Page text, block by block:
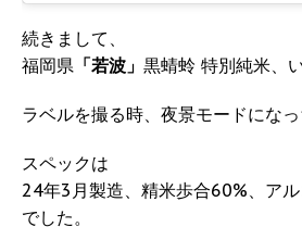
続きまして、
福岡県 「若波」 黒蜻蛉 特別純米、
ラベルを撮る時、夜景モードになっ
スペックは
24年3月製造、精米歩合60%、ア
でした。